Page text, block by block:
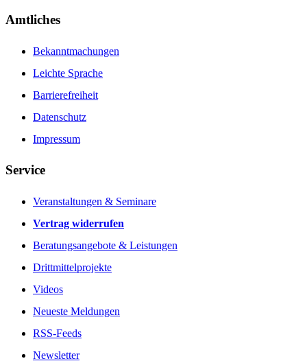
Amtliches
Bekanntmachungen
Leichte Sprache
Barrierefreiheit
Datenschutz
Impressum
Service
Veranstaltungen & Seminare
Vertrag widerrufen
Beratungsangebote & Leistungen
Drittmittelprojekte
Videos
Neueste Meldungen
RSS-Feeds
Newsletter